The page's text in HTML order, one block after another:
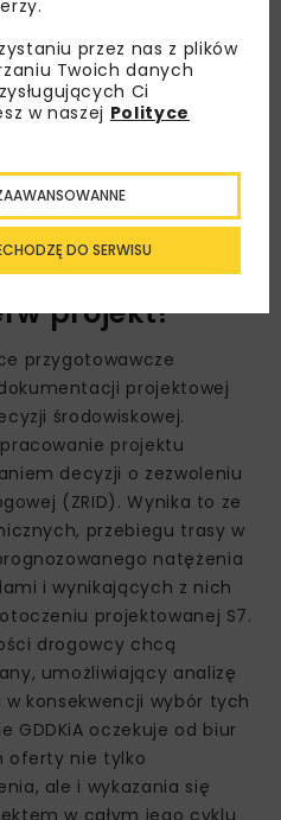
Warszawa Wólka
i Warszawa Północ
S8). Do tego
kładki pieszo-rowerowe
i urządzenia
Ostateczne
uzgodnień i analiz, które
etapie projektowania.
projekt?
przygotowawcze
projektowej
środowiskowej.
projektu
decyzji o zezwoleniu
(ZRID). Wynika to ze
przebiegu trasy w
natężenia
i wynikających z nich
projektowanej S7.
drogowcy chcą
umożliwiający analizę
konsekwencji wybór tych
GDDKiA oczekuje od biur
oferty nie tylko
ale i wykazania się
w całym jego cyklu
przez nas z plików
Twoich danych
Ci
w naszej Polityce
DO SERWISU